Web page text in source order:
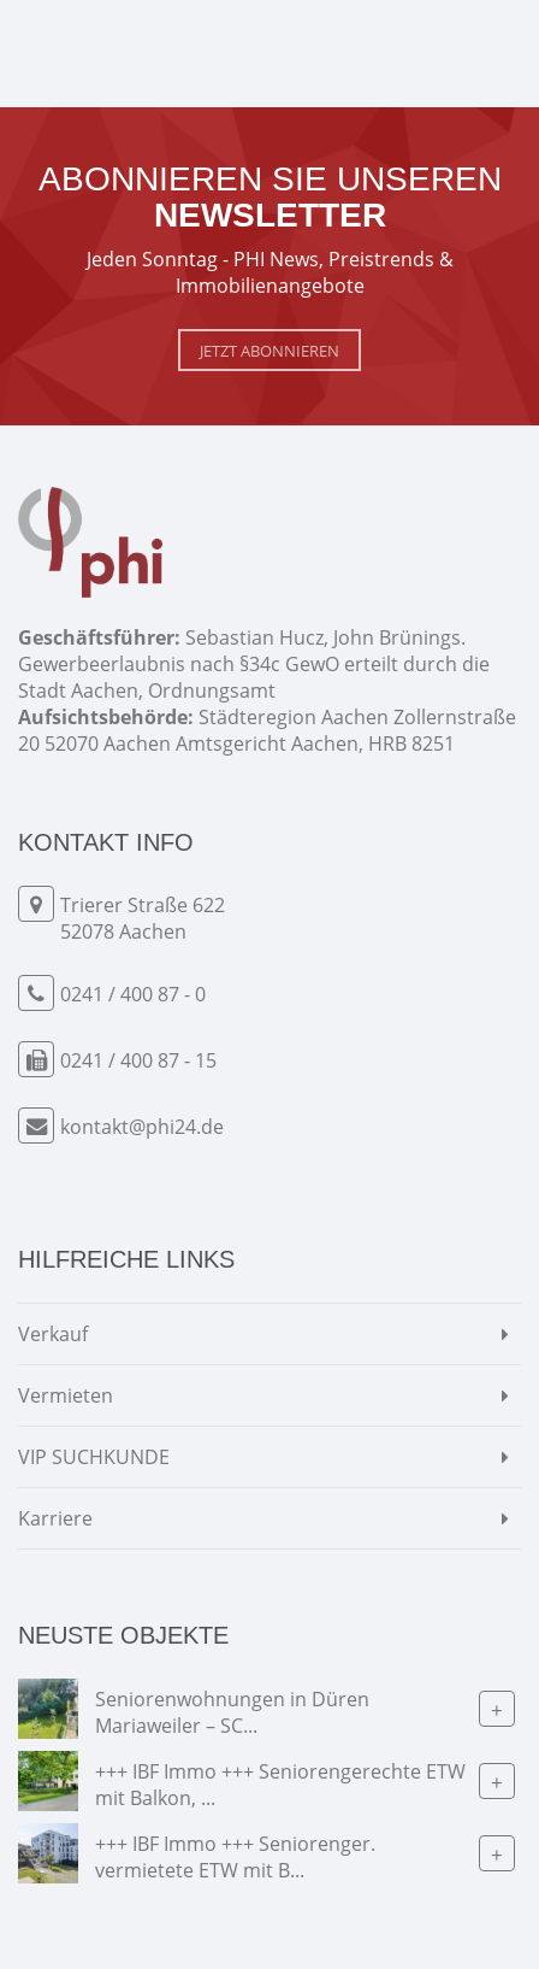
ABONNIEREN SIE UNSEREN
NEWSLETTER
Jeden Sonntag - PHI News, Preistrends &
Immobilienangebote
JETZT ABONNIEREN
Geschäftsführer: Sebastian Hucz, John Brünings.
Gewerbeerlaubnis nach §34c GewO erteilt durch die
Stadt Aachen, Ordnungsamt
Aufsichtsbehörde: Städteregion Aachen Zollernstraße
20 52070 Aachen Amtsgericht Aachen, HRB 8251
KONTAKT INFO
Trierer Straße 622
52078 Aachen
0241 / 400 87 - 0
0241 / 400 87 - 15
kontakt@phi24.de
HILFREICHE LINKS
Verkauf
Vermieten
VIP SUCHKUNDE
Karriere
NEUSTE OBJEKTE
Seniorenwohnungen in Düren
Mariaweiler – SC...
+
+++ IBF Immo +++ Seniorengerechte ETW
mit Balkon, ...
+
+++ IBF Immo +++ Seniorenger.
vermietete ETW mit B...
+